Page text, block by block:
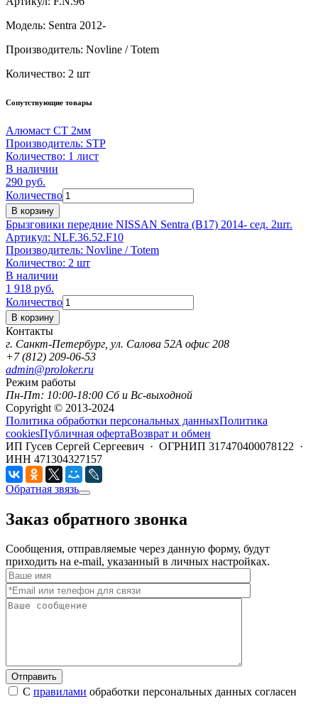
Модель: Sentra 2012-
Производитель: Novline / Totem
Количество: 2 шт
Сопутствующие товары
Алюмаст СТ 2мм
Производитель: STP
Количество: 1 лист
В наличии
290 руб.
Количество
В корзину
Брызговики передние NISSAN Sentra (B17) 2014- сед. 2шт.
Артикул: NLF.36.52.F10
Производитель: Novline / Totem
Количество: 2 шт
В наличии
1 918 руб.
Количество
В корзину
Контакты
г. Санкт-Петербург, ул. Салова 52А офис 208
+7 (812) 209-06-53
admin@proloker.ru
Режим работы
Пн-Пт: 10:00-18:00 Сб и Вс-выходной
Copyright © 2013-2024
Политика обработки персональных данныхПолитика
cookiesПубличная офертаВозврат и обмен
ИП Гусев Сергей Сергеевич · ОГРНИП 317470400078122 ·
ИНН 471304327157
Обратная звязь
Заказ обратного звонка
Сообщения, отправляемые через данную форму, будут
приходить на e-mail, указанный в личных настройках.
Отправить
С правилами обработки персональных данных согласен